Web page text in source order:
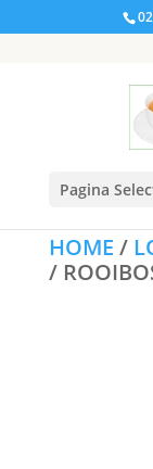
Pagina
HOME /
/